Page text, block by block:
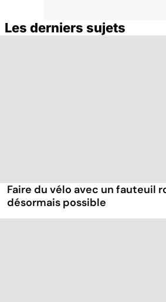
Les derniers sujets
Faire du vélo avec un fauteuil
désormais possible